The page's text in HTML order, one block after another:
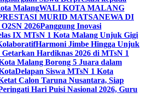
MalangWALI KOTA MALANG
MURID MATSANEWA DI
2026Panggung Inovasi
IX MTsN 1 Kota Malang Unjuk Gigi
Harmoni Jimbe Hingga Unjuk
Hardiknas 2026 di MTsN 1
Malang Borong 5 Juara dalam
Delapan Siswa MTsN 1 Kota
Calon Taruna Nusantara, Siap
Hari Puisi Nasional 2026, Guru